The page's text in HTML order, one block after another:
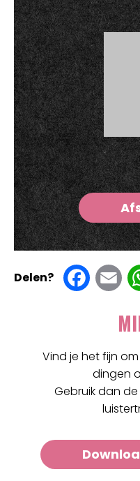
Delen?
F
e
b
o
o
k
E
l
Vind je het fijn
dingen
Gebruik dan